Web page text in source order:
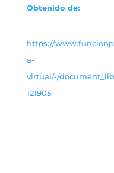
Obtenido de:
https://
a-
virtual/-/
121905